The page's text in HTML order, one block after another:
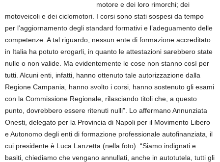
motore e dei loro rimorchi; dei
motoveicoli e dei ciclomotori. I corsi sono stati sospesi da tempo
per l’aggiornamento degli standard formativi e l’adeguamento delle
competenze. A tal riguardo, nessun ente di formazione accreditato
in Italia ha potuto erogarli, in quanto le attestazioni sarebbero state
nulle o non valide. Ma evidentemente le cose non stanno così per
tutti. Alcuni enti, infatti, hanno ottenuto tale autorizzazione dalla
Regione Campania, hanno svolto i corsi, hanno sostenuto gli esami
con la Commissione Regionale, rilasciando titoli che, a questo
punto, dovrebbero essere ritenuti nulli”. Lo affermano Annunziata
Onesti, delegato per la Provincia di Napoli per il Movimento Libero
e Autonomo degli enti di formazione professionale autofinanziata, il
cui presidente è Luca Lanzetta (nella foto). “Siamo indignati e
basiti, chiediamo che vengano annullati, anche in autotutela, tutti gli